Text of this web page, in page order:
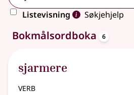
Listevisning
Søkjehjelp
6 treff
Bokmålsordboka 6
sjarmere
verb